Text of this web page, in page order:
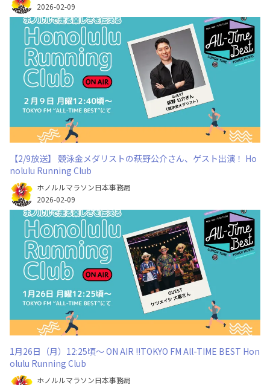
2026-02-09
【2/9放送】 競泳金メダリストの萩野公介さん、ゲスト出演！ Ho
nolulu Running Club
ホノルルマラソン日本事務局
2026-02-09
1月26日（月）12:25頃～ ON AIR !!TOKYO FM All-TIME BEST Hon
olulu Running Club
ホノルルマラソン日本事務局